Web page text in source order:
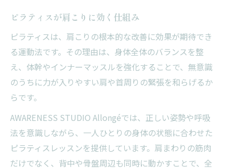
ピラティスが肩こりに効く仕組み
ピラティスは、肩こりの根本的な改善に効果が期待でき
る運動法です。その理由は、身体全体のバランスを整
え、体幹やインナーマッスルを強化することで、無意識
のうちに力が入りやすい肩や首周りの緊張を和らげるか
らです。
AWARENESS STUDIO Allongéでは、正しい姿勢や呼吸
法を意識しながら、一人ひとりの身体の状態に合わせた
ピラティスレッスンを提供しています。肩まわりの筋肉
だけでなく、背中や骨盤周辺も同時に動かすことで、全